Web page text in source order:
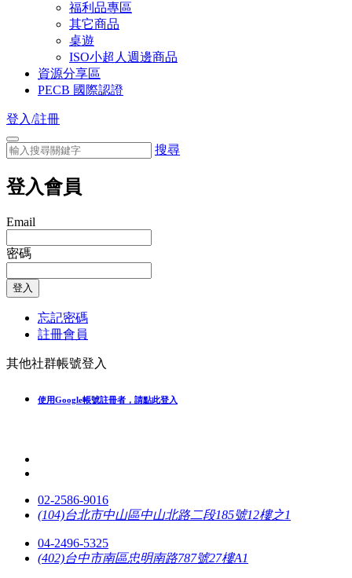
福利品專區
其它商品
桌遊
ISO小超人週邊商品
資源分享區
PECB 國際認證
登入/註冊
搜尋
登入會員
Email
密碼
登入
忘記密碼
註冊會員
其他社群帳號登入
使用Google帳號註冊者，請點此登入
02-2586-9016
(104)台北市中山區中山北路二段185號12樓之1
04-2496-5325
(402)台中市南區忠明南路787號27樓A1